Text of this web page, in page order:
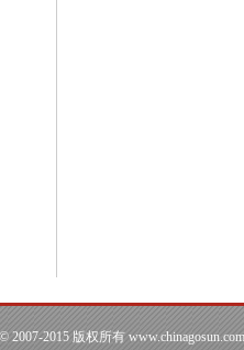
2007-2015 版权所有